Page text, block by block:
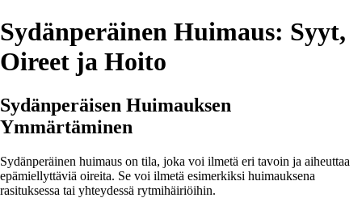
Sydänperäinen Huimaus: Syyt,
Oireet ja Hoito
Sydänperäisen Huimauksen
Ymmärtäminen
Sydänperäinen huimaus on tila, joka voi ilmetä eri tavoin ja aiheuttaa
epämiellyttäviä oireita. Se voi ilmetä esimerkiksi huimauksena
rasituksessa tai yhteydessä rytmihäiriöihin.